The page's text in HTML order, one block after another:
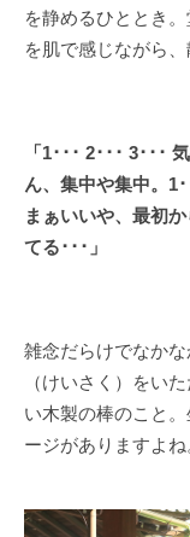
を静めるひととき
を肌で感じながら
「1･･･ 2･･･ 3･･･
ん、集中や集中。1
まぁいいや、最初
てる･･･」
雑念だらけでなか
（けいさく）をい
い木製の棒のこと
ージがありますよ